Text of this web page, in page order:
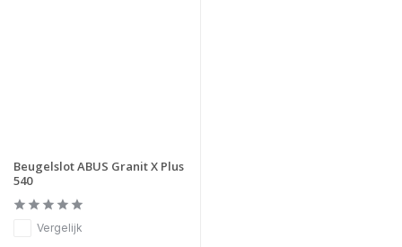
Beugelslot ABUS Granit X Plus
540
Vergelijk